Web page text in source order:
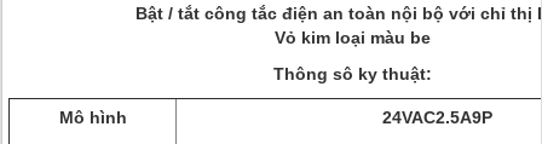
Bật / tắt công tắc điện an toàn nội bộ với chỉ thị
Vỏ kim loại màu be
Thông sô ky thuật:
Mô hình 24VAC2.5A9P